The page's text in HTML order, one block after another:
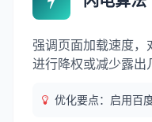
强调页面加载速度
进行降权或减少露出
优化要点：启用百